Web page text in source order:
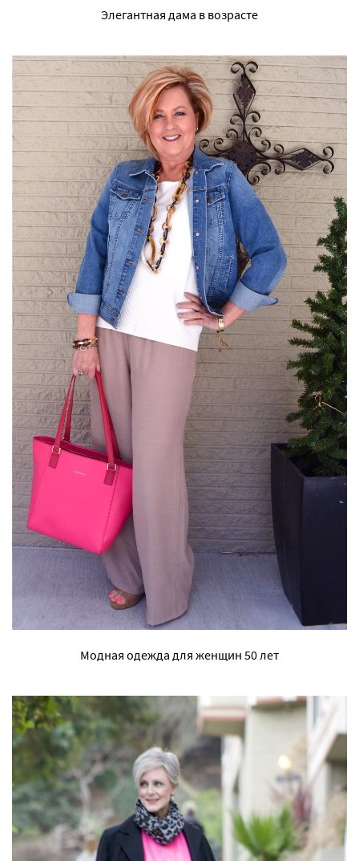
Элегантная дама в возрасте
Модная одежда для женщин 50 лет